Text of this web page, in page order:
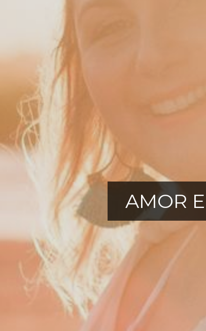
AMOR